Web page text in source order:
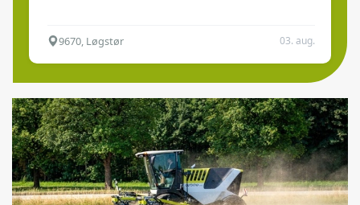
9670, Løgstør 03. aug.